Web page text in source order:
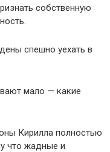
собственную
спешно уехать в
мало — какие
Кирилла полностью
что жадные и